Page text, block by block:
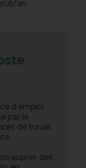
an
d'emploi
par le
de travail
auprès des